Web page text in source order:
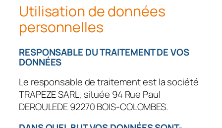
Utilisation de données
personnelles
RESPONSABLE DU TRAITEMENT DE VOS
DONNÉES
Le responsable de traitement est la société
TRAPEZE SARL, située 94 Rue Paul
DEROULEDE 92270 BOIS-COLOMBES.